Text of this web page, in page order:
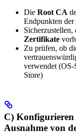
Die Root CA
Endpunkten
Sicherzustellen,
Zertifikate
Zu prüfen, ob
verwendet (OS-
Store)
C) Konfigurieren
Ausnahme von